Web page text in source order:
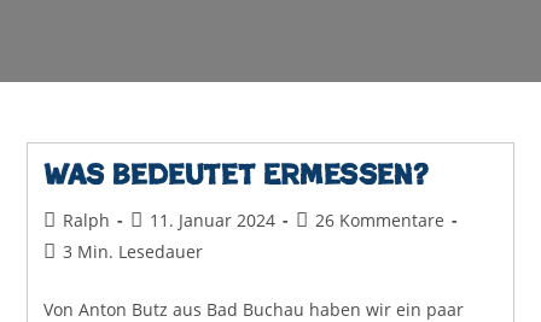
Was bedeutet Ermessen?
Beitrags-
Autor:
Ralph
Beitrag
veröffentlicht:
11. Januar 2024
Beitrags-
26 Kommentare
Lesedauer:
3 Min. Lesedauer
Von Anton Butz aus Bad Buchau haben wir ein paar